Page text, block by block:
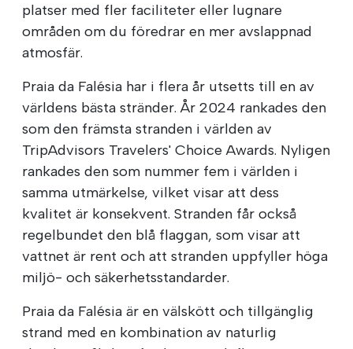
platser med fler faciliteter eller lugnare
områden om du föredrar en mer avslappnad
atmosfär.
Praia da Falésia har i flera år utsetts till en av
världens bästa stränder. År 2024 rankades den
som den främsta stranden i världen av
TripAdvisors Travelers' Choice Awards. Nyligen
rankades den som nummer fem i världen i
samma utmärkelse, vilket visar att dess
kvalitet är konsekvent. Stranden får också
regelbundet den blå flaggan, som visar att
vattnet är rent och att stranden uppfyller höga
miljö- och säkerhetsstandarder.
Praia da Falésia är en välskött och tillgänglig
strand med en kombination av naturlig